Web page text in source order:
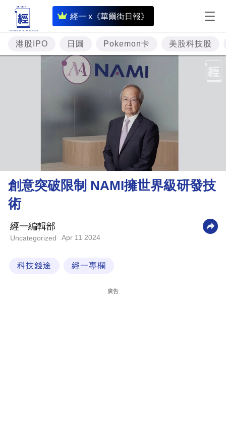
經一 x《華爾街日報》
即
時
財
經
專
樓
理
財
科
港股IPO 日圓 Pokemon卡 美股科技股
創意突破限制 NAMI擁世界級研發技
術
經一編輯部
Uncategorized Apr 11 2024
科技錢途 經一專欄
廣告